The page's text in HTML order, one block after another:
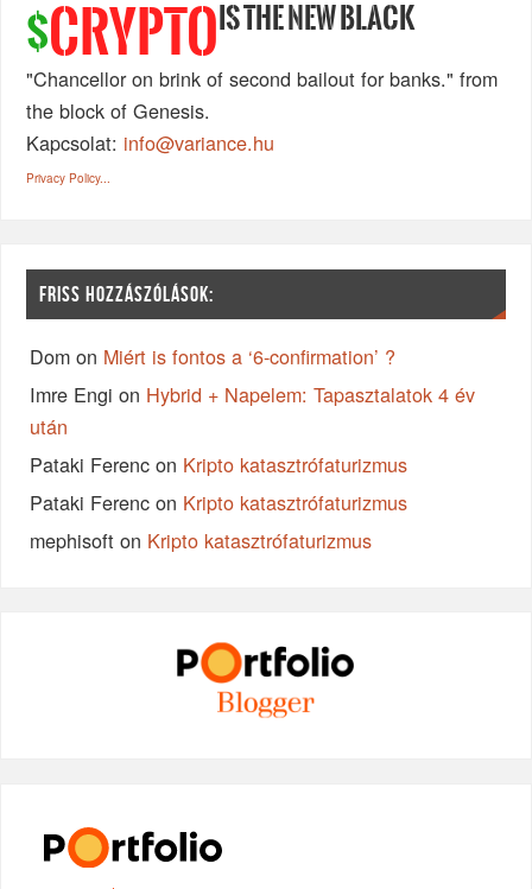
$CRYPTO IS THE NEW BLACK
"Chancellor on brink of second bailout for banks." from
the block of Genesis.
Kapcsolat: info@variance.hu
Privacy Policy...
FRISS HOZZÁSZÓLÁSOK:
Dom on Miért is fontos a ‘6-confirmation’ ?
Imre Engi on Hybrid + Napelem: Tapasztalatok 4 év
után
Pataki Ferenc on Kripto katasztrófaturizmus
Pataki Ferenc on Kripto katasztrófaturizmus
mephisoft on Kripto katasztrófaturizmus